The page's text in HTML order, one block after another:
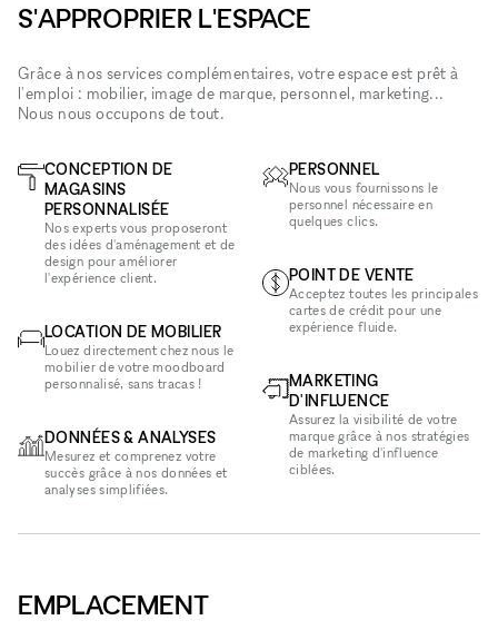
S'APPROPRIER L'ESPACE
Grâce à nos services complémentaires, votre espace est prêt à
l'emploi : mobilier, image de marque, personnel, marketing...
Nous nous occupons de tout.
CONCEPTION DE
MAGASINS
PERSONNALISÉE
Nos experts vous proposeront
des idées d'aménagement et de
design pour améliorer
l'expérience client.
LOCATION DE MOBILIER
Louez directement chez nous le
mobilier de votre moodboard
personnalisé, sans tracas !
DONNÉES & ANALYSES
Mesurez et comprenez votre
succès grâce à nos données et
analyses simplifiées.
PERSONNEL
Nous vous fournissons le
personnel nécessaire en
quelques clics.
POINT DE VENTE
Acceptez toutes les principales
cartes de crédit pour une
expérience fluide.
MARKETING
D'INFLUENCE
Assurez la visibilité de votre
marque grâce à nos stratégies
de marketing d'influence
ciblées.
EMPLACEMENT